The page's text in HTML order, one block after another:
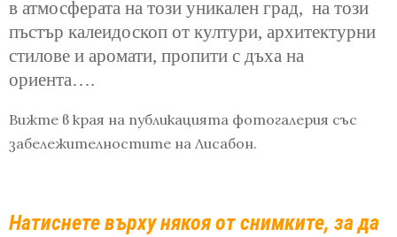
в атмосферата на този уникален град, на този
пъстър калеидоскоп от култури, архитектурни
стилове и аромати, пропити с дъха на
ориента….
Вижте в края на публикацията фотогалерия със
забележителностите на Лисабон.
Натиснете върху някоя от снимките, за да